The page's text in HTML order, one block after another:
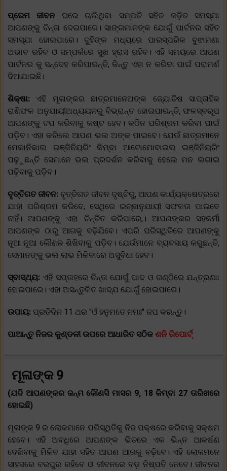
ପ୍ରେମ ଜୀବନ ଘରେ ଚାଲିଥିବା ସମ୍ପତି ସହିତ ଜଡ଼ିତ ସମସ୍ଯା
ଆପଣଙ୍କୁ ଚିନ୍ତା ଦେଇପାରେ। ସାଙ୍ଗମାନଙ୍କ ଯୋଗୁଁ ପାର୍ଟନର ସହିତ
ସମସ୍ଯା ହୋଇପାରେ। ଦୁହିଙ୍କ ମଧ୍ୟରେ ପାରସ୍ପରିକ ବୁଝାମଣା
ଅଭାବ ରହିବ ଓ ସମ୍ପର୍କରେ ସୁଖ ହ୍ରାସ ରହିବ। ଏହି ସମୟରେ ଆପଣ
ପାର୍ଟନର କୁ ସନ୍ଦେହ କରିପାରନ୍ତି, କିନ୍ତୁ ଏହା ନ କରିବା ପାଇଁ ପରାମର୍ଶ
ଦିଆଯାଇଛି।
ଶିକ୍ଷା: ଏହି ମୂଳାଙ୍କର ଛାତ୍ରମାନେଅଙ୍କ ଜ୍ଯୋତିଷ ସାପ୍ତାହିକ
ରାଶିଫଳ ଅନୁଯାୟୀଅଧ୍ୟୟନରୁ ବିଭ୍ରାନ୍ତ ହୋଇପାରନ୍ତି, ଫଳସ୍ବରୂପ
ଆପଣଙ୍କୁ ଟପ କରିବାକୁ କଷ୍ଟ ହେବ। କଠିନ ପରିଶ୍ରମ କରିବା ପାଇଁ
ପଡ଼ିବ। ଏହା କରିଲେ ଆପଣ ଭଲ ଅଙ୍କ ପାଇବେ। ଯେଉଁ ଛାତ୍ରମାନେ
ମେକାନିକାଲ ଇଞ୍ଜିନିୟରିଂ କିମ୍ବା ଆଟୋମୋବାଇଲ ଇଞ୍ଜିନିୟରିଂ
ପଢ଼ୁଛନ୍ତି ସେମାନେ ଭଲ ପ୍ରଦର୍ଶନ କରିବାକୁ ହେଲେ ମନ ଲଗାଇ
ପଢ଼ିବାକୁ ପଡ଼ିବ।
ବୃତ୍ତିଗତ ଜୀବନ:ବୃତ୍ତିଗତ ଜୀବନ ଦୃଷ୍ଟିରୁ, ଆପଣ କାର୍ଯ୍ୟକ୍ଷେତ୍ରରେ
ଯାହା ପରିଶ୍ରମ କରିବେ, ସେଥିରେ ଇଚ୍ଛାନୁଯାୟୀ ସଫଳତା ପାଇବେ
ନାହିଁ। ଆପଣଙ୍କୁ ଏହା ଚିନ୍ତିତ କରିପାରେ,। ଆପଣଙ୍କର ସହକର୍ମୀ
ଆପଣଙ୍କ ଠାରୁ ଆଗକୁ ବଢ଼ିଯିବେ। ଏପରି ପରିସ୍ଥିତିରେ ଆପଣଙ୍କୁ
ନୂଆ ନୂଆ କୌଶଳ ଶିଖିବାକୁ ପଡ଼ିବ। ଯେଉଁମାନେ ବ୍ୟବସାୟ କରୁଛନ୍ତି,
ସେମାନଙ୍କୁ ଭଲ ଲାଭ ମିଳିବାରେ ଅସୁବିଧା ହେବ।
ସ୍ବାସ୍ଥ୍ୟ: ଏହି ସପ୍ତାହରେ ଚିନ୍ତା ଯୋଗୁଁ ପାଦ ଓ ଗଣ୍ଠିରେ ଯନ୍ତ୍ରଣାା
ହୋଇପାରେ। ଏହା ଅସନ୍ତୁଳିତ ଖାଦ୍ଯ ଯୋଗୁଁ ହୋଇପାରେ।
ଉପାୟ: ପ୍ରତିଦିନ 11 ଥର "ଓଁ ହନୁମତେ ନମଃ" ଜପ କରନ୍ତୁ।
ପାଆନ୍ତୁ ନିଜର କୁଣ୍ଡଳୀ ଉପରେ ଆଧାରିତ ସଠିକ ଶନି ରିପୋର୍ଟ୍
ମୂଳାଙ୍କ 9
(ଯଦି ଆପଣଙ୍କର ଜନ୍ମ କୌଣସି ମାସର 9, 18 କିମ୍ବା 27 ତାରିଖରେ
ହୋଇଛି)
ମୂଳାଙ୍କ 9 ର ଲୋକମାନେ ପରିସ୍ଥିତିକୁ ନିଜ ପକ୍ଷରେ କରିବାକୁ ସକ୍ଷମ
ହେବେ। ଏହି ଅବଧିରେ ଆପଣଙ୍କ ଭିତରେ ଏକ ଭିନ୍ନ ଆକର୍ଷଣ
ଦେଖିବାକୁ ମିଳିବ ଯାହା ସହିତ ଆପଣ ଆଗକୁ ବଢ଼ିବେ। ଏହି ଲୋକମନେ
ସାହସରେ ବରପୁର ରହିବେ ଓ ଜୀବନରେ ବଡ଼ ନିଷ୍ପତି ନେବେ। ଜୀବନର